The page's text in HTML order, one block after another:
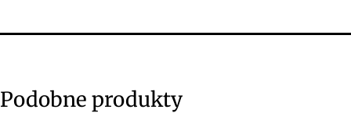
Podobne produkty